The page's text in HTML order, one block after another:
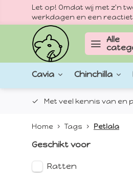
Let op! Omdat wij met z'n
werkdagen en een
Alle
Cavia Chinchilla
Met veel kennis van
Home Tags Petlala
Geschikt voor
Ratten